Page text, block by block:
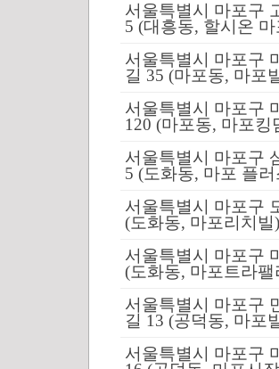
서울특별시 마포구
5 (대흥동, 할시온 마
서울특별시 마포구
길 35 (마포동, 마포
서울특별시 마포구
120 (마포동, 마포킹
서울특별시 마포구
5 (도화동, 마포 플
서울특별시 마포구
(도화동, 마포리치빌)
서울특별시 마포구
(도화동, 마포트라팰
서울특별시 마포구
길 13 (공덕동, 마포
서울특별시 마포구